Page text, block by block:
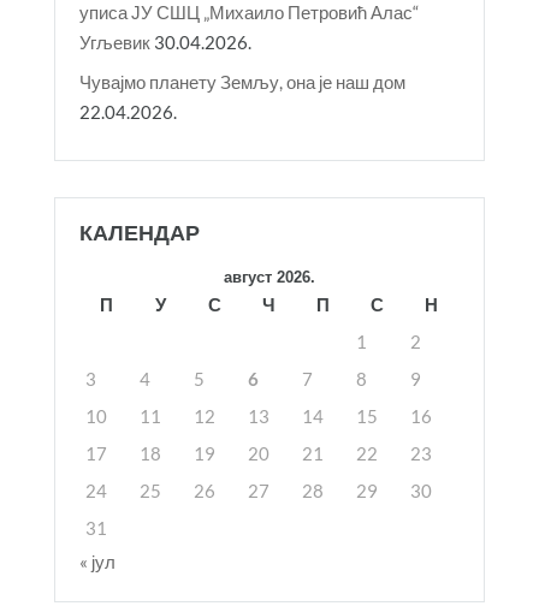
уписа ЈУ СШЦ „Михаило Петровић Алас“
Угљевик 30.04.2026.
Чувајмо планету Земљу, она је наш дом
22.04.2026.
КАЛЕНДАР
август 2026.
П У С Ч П С
Н
1
2
3
4 5 6 7 8
9
10
11 12 13 14 15
16
17
18 19 20 21 22
23
24
25 26 27 28 29
30
31
« јул